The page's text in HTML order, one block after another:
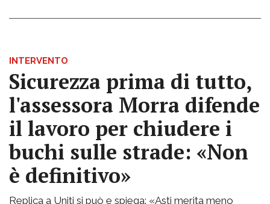
INTERVENTO
Sicurezza prima di tutto,
l'assessora Morra difende
il lavoro per chiudere i
buchi sulle strade: «Non
è definitivo»
Replica a Uniti si può e spiega: «Asti merita meno